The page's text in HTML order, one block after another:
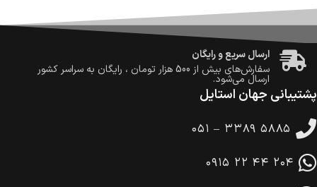
ضمانت اصالت کالا
گارانتی معتبر برای تمامی محصولات ارائه می‌شود.
ارسال سریع و رایگان
سفارش‌های بیش از 500 هزار تومان ، رایگان به سراسر کشور
ارسال می‌شود.
ضمانت بازگشت کالا
در هنگام خرید محصول، امکان انتخاب پرداخت در محل
وجود دارد.
پشتیبانی جهان استایل
۰۵۱ – ۳۳۸۹ ۵۸۸۵
۰۹۱۵ ۲۲ ۴۴ ۲۰۴